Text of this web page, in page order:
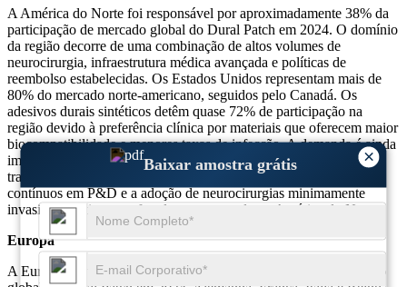
×
Baixar amostra grátis
A América do Norte foi responsável por aproximadamente 38% da
participação de mercado global do Dural Patch em 2024. O domínio
da região decorre de uma combinação de altos volumes de
neurocirurgia, infraestrutura médica avançada e políticas de
reembolso estabelecidas. Os Estados Unidos representam mais de
80% do mercado norte-americano, seguidos pelo Canadá. Os
adesivos durais sintéticos detêm quase 72% de participação na
região devido à preferência clínica por materiais que oferecem maior
biocompatibilidade e menores taxas de infecção. A demanda é ainda
impulsionada pelo aumento da incidência de lesões cerebrais
traumáticas e distúrbios da coluna vertebral. Os investimentos
contínuos em P&D e a adoção de neurocirurgias minimamente
invasivas continuam a fortalecer o mercado na América do Norte.
Europa
A Europa contribui com cerca de 29% da participação de mercado